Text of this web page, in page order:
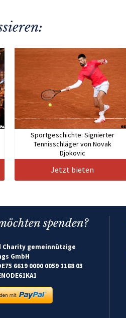
Sportgeschichte: Signierter
Tennisschläger von Novak
Djokovic
Jetzt bieten
spenden?
Charity gemeinnützige
GmbH
6619 0000 0059 1188 03